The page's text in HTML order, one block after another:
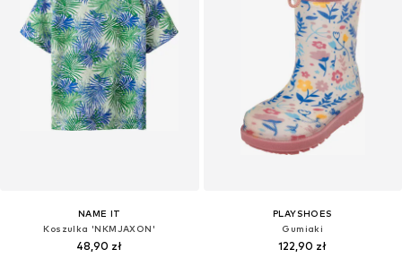
NAME IT
Koszulka 'NKMJAXON'
48,90 zł
PLAYSHOES
Gumiaki
122,90 zł